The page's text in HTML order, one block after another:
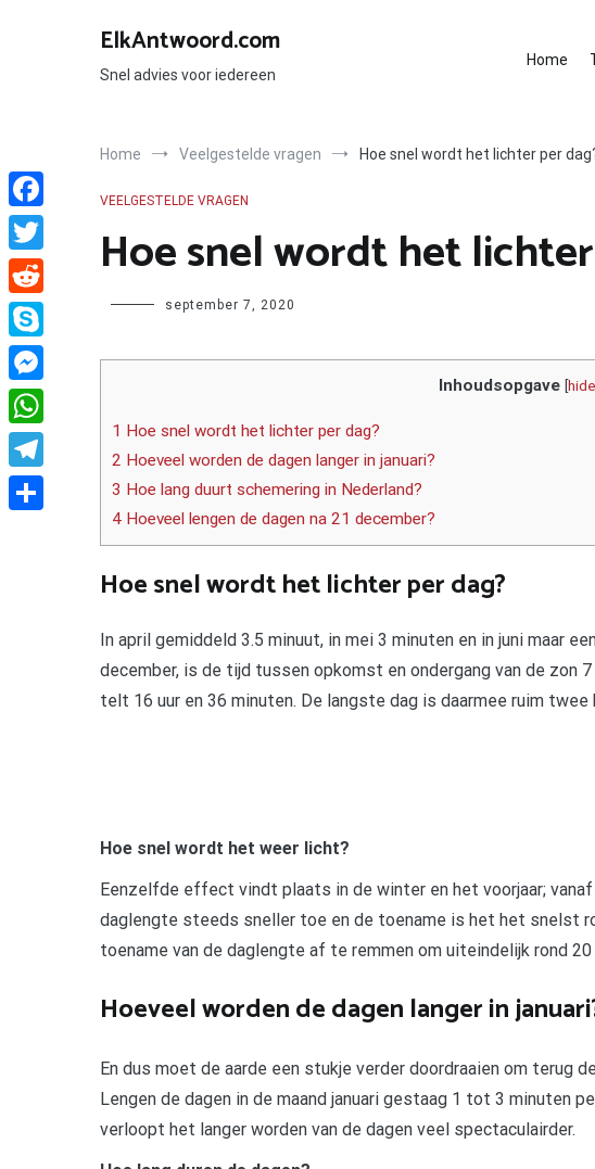
ElkAntwoord.com
Snel advies voor iedereen
Home
Home Veelgestelde vragen Hoe snel wordt het lichter per
VEELGESTELDE VRAGEN
Hoe snel wordt het
Author september 7, 2020
Inhoudsopgave [hide
1 Hoe snel wordt het lichter per dag?
2 Hoeveel worden de dagen langer in januari?
3 Hoe lang duurt schemering in Nederland?
4 Hoeveel lengen de dagen na 21 december?
Hoe snel wordt het lichter per dag?
In april gemiddeld 3.5 minuut, in mei 3 minuten en in juni maar
december, is de tijd tussen opkomst en ondergang van de zon
telt 16 uur en 36 minuten. De langste dag is daarmee ruim
Hoe snel wordt het weer licht?
Eenzelfde effect vindt plaats in de winter en het voorjaar;
daglengte steeds sneller toe en de toename is het het snelst
toename van de daglengte af te remmen om uiteindelijk rond
Hoeveel worden de dagen langer in
En dus moet de aarde een stukje verder doordraaien om terug
Lengen de dagen in de maand januari gestaag 1 tot 3 minuten
verloopt het langer worden van de dagen veel spectaculairder.
Facebook
Twitter
Reddit
Skype
Messenger
WhatsApp
Telegram